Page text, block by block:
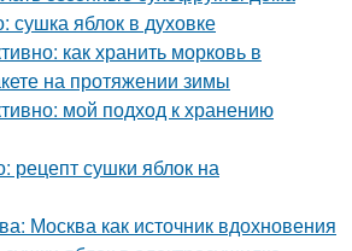
сушка яблок в духовке
как хранить морковь в
на протяжении зимы
мой подход к хранению
рецепт сушки яблок на
Москва как источник вдохновения